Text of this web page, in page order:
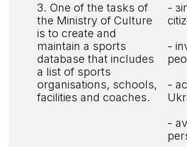
3. One of the tasks of
the Ministry of Culture
is to create and
maintain a sports
database that includes
a list of sports
organisations, schools,
facilities and coaches.
-
-
-
-